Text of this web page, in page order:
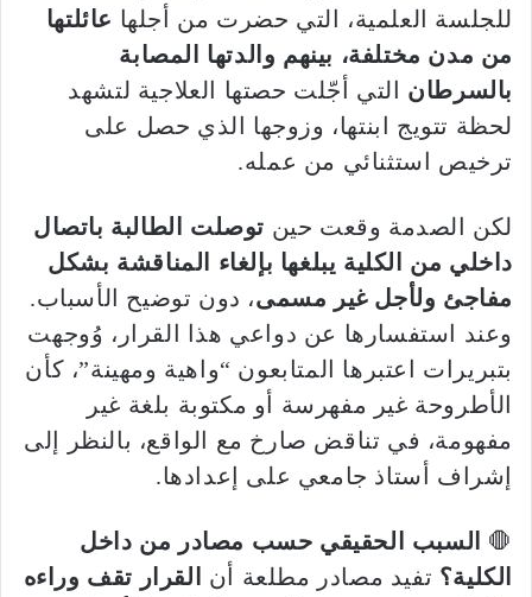
للجلسة العلمية، التي حضرت من أجلها عائلتها
من مدن مختلفة، بينهم والدتها المصابة
بالسرطان التي أجّلت حصتها العلاجية لتشهد
لحظة تتويج ابنتها، وزوجها الذي حصل على
ترخيص استثنائي من عمله.
لكن الصدمة وقعت حين توصلت الطالبة باتصال
داخلي من الكلية يبلغها بإلغاء المناقشة بشكل
مفاجئ ولأجل غير مسمى، دون توضيح الأسباب.
وعند استفسارها عن دواعي هذا القرار، وُوجهت
بتبريرات اعتبرها المتابعون “واهية ومهينة”، كأن
الأطروحة غير مفهرسة أو مكتوبة بلغة غير
مفهومة، في تناقض صارخ مع الواقع، بالنظر إلى
إشراف أستاذ جامعي على إعدادها.
🛑
السبب الحقيقي حسب مصادر من داخل
الكلية؟ تفيد مصادر مطلعة أن
القرار تقف وراءه